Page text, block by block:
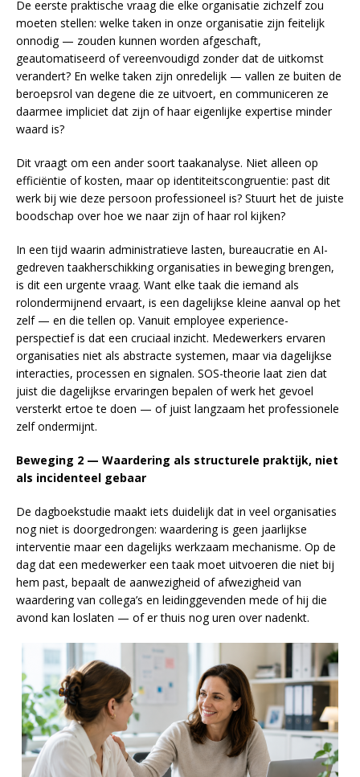
De eerste praktische vraag die elke organisatie zichzelf zou
moeten stellen: welke taken in onze organisatie zijn feitelijk
onnodig — zouden kunnen worden afgeschaft,
geautomatiseerd of vereenvoudigd zonder dat de uitkomst
verandert? En welke taken zijn onredelijk — vallen ze buiten de
beroepsrol van degene die ze uitvoert, en communiceren ze
daarmee impliciet dat zijn of haar eigenlijke expertise minder
waard is?
Dit vraagt om een ander soort taakanalyse. Niet alleen op
efficiëntie of kosten, maar op identiteitscongruentie: past dit
werk bij wie deze persoon professioneel is? Stuurt het de juiste
boodschap over hoe we naar zijn of haar rol kijken?
In een tijd waarin administratieve lasten, bureaucratie en AI-
gedreven taakherschikking organisaties in beweging brengen,
is dit een urgente vraag. Want elke taak die iemand als
rolondermijnend ervaart, is een dagelijkse kleine aanval op het
zelf — en die tellen op. Vanuit employee experience-
perspectief is dat een cruciaal inzicht. Medewerkers ervaren
organisaties niet als abstracte systemen, maar via dagelijkse
interacties, processen en signalen. SOS-theorie laat zien dat
juist die dagelijkse ervaringen bepalen of werk het gevoel
versterkt ertoe te doen — of juist langzaam het professionele
zelf ondermijnt.
Beweging 2 — Waardering als structurele praktijk, niet
als incidenteel gebaar
De dagboekstudie maakt iets duidelijk dat in veel organisaties
nog niet is doorgedrongen: waardering is geen jaarlijkse
interventie maar een dagelijks werkzaam mechanisme. Op de
dag dat een medewerker een taak moet uitvoeren die niet bij
hem past, bepaalt de aanwezigheid of afwezigheid van
waardering van collega’s en leidinggevenden mede of hij die
avond kan loslaten — of er thuis nog uren over nadenkt.